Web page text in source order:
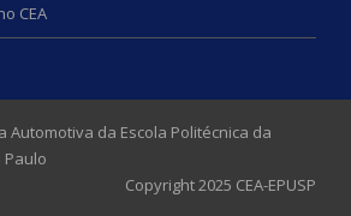
CEA
Automotiva da Escola Politécnica da
Copyright 2025 CEA-EPUSP